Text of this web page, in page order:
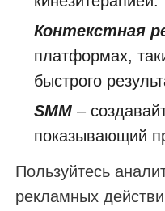
Контекстная
платформах,
быстрого
SMM –
показывающий
Пользуйтесь
рекламных